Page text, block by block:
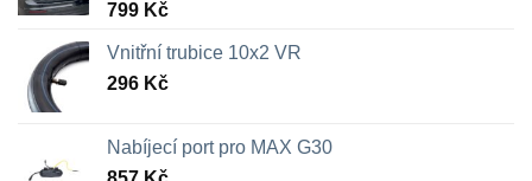
799 Kč
Vnitřní trubice 10x2 VR
296 Kč
Nabíjecí port pro MAX G30